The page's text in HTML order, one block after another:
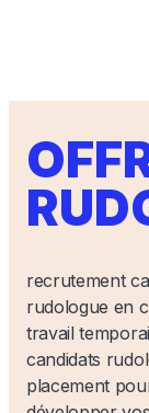
recrutement
rudologue en
travail
candidats
placement